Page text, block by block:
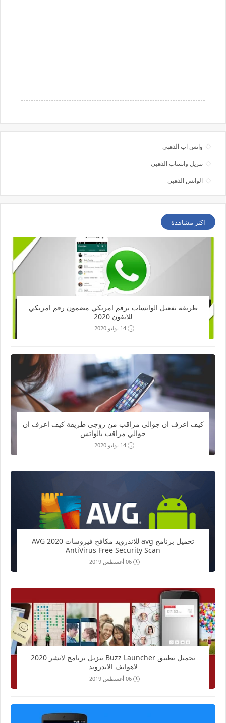
واتس اب الذهبي
تنزيل واتساب الذهبي
الواتس الذهبي
اكثر مشاهدة
طريقة تفعيل الواتساب برقم امريكي مضمون رقم امريكي
للايفون 2020
14 يوليو 2020
كيف اعرف ان جوالي مراقب من زوجي طريقة كيف اعرف ان
جوالي مراقب بالواتس
14 يوليو 2020
تحميل برنامج avg للاندرويد مكافح فيروسات 2020 AVG
AntiVirus Free Security Scan
06 أغسطس 2019
تحميل تطبيق Buzz Launcher تنزيل برنامج لانشر 2020
لاهواتف الاندرويد
06 أغسطس 2019